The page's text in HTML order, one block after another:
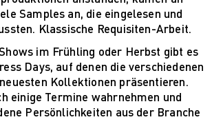
Digital and
Technical Futures
2019 Künstliche
Intelligenz
Mehr nachhaltige
algorithmische
Innovation
The next wave of
Samples an, die eingelesen und
Klassische Requisiten-Arbeit.
im Frühling oder Herbst gibt es
Days, auf denen die verschiedenen
Kollektionen präsentieren.
einige Termine wahrnehmen und
Persönlichkeiten aus der Branche